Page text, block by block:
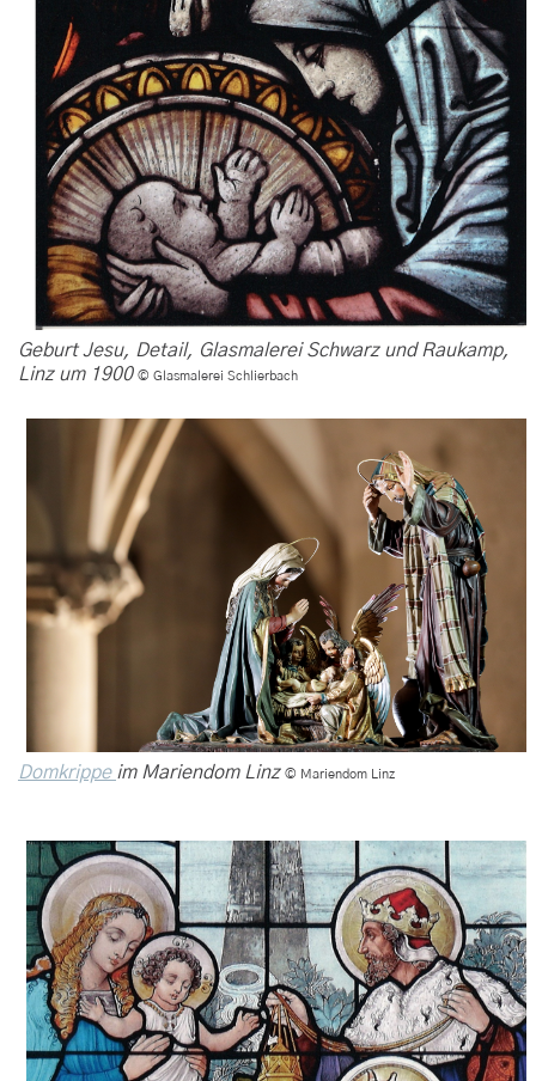
Geburt Jesu, Detail, Glasmalerei Schwarz und Raukamp,
Linz um 1900 © Glasmalerei Schlierbach
Domkrippe im Mariendom Linz © Mariendom Linz